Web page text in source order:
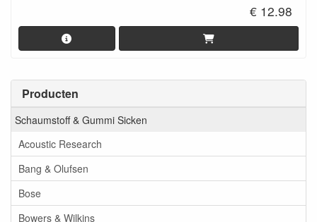
Producten
Schaumstoff & Gummi Sicken
Acoustic Research
Bang & Olufsen
Bose
Bowers & Wilkins
€ 12.98